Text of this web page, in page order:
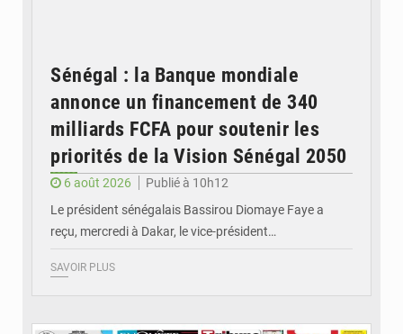
Sénégal : la Banque mondiale
annonce un financement de 340
milliards FCFA pour soutenir les
priorités de la Vision Sénégal 2050
6 août 2026
Publié à 10h12
Le président sénégalais Bassirou Diomaye Faye a
reçu, mercredi à Dakar, le vice-président…
SAVOIR PLUS